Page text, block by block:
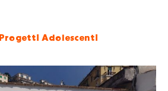
Progetti Adolescenti